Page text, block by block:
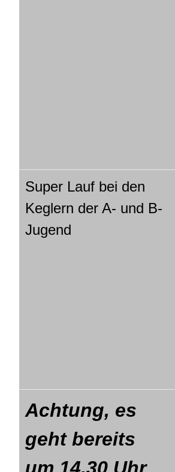
Super Lauf bei den
Keglern der A- und B-
Jugend
Achtung, es
geht bereits
um 14.30 Uhr